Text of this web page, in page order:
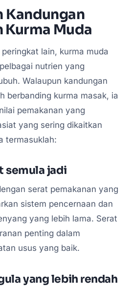
Kandungan
Kurma Muda
lain, kurma muda
nutrien yang
Walaupun kandungan
berbanding kurma masak, ia
pemakanan yang
yang sering dikaitkan
termasuklah:
semula jadi
serat pemakanan yang
sistem pencernaan dan
yang lebih lama. Serat
penting dalam
usus yang baik.
yang lebih rendah